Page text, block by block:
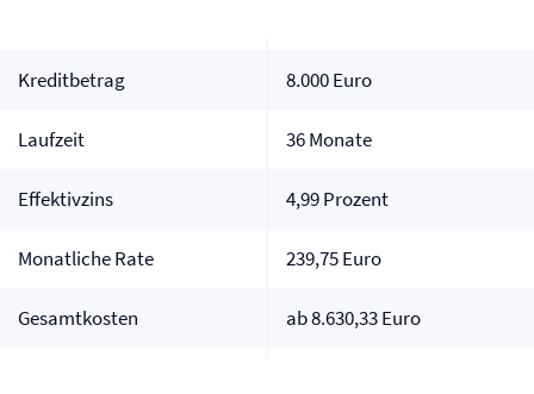
Kreditbetrag 8.000 Euro
Laufzeit 36 Monate
Effektivzins 4,99 Prozent
Monatliche Rate 239,75 Euro
Gesamtkosten ab 8.630,33 Euro